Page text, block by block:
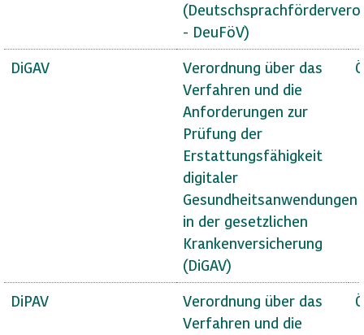
- DeuFöV)
DiGAV
Verordnung über das
Verfahren und die
Anforderungen zur
Prüfung der
Erstattungsfähigkeit
digitaler
Gesundheitsanwendungen
in der gesetzlichen
Krankenversicherung
(DiGAV)
DiPAV
Verordnung über das
Verfahren und die